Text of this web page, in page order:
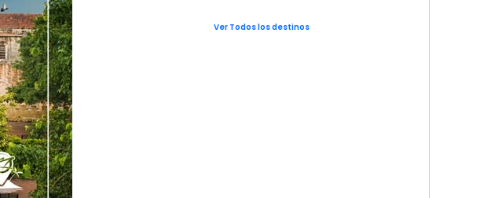
Ver Todos los destinos